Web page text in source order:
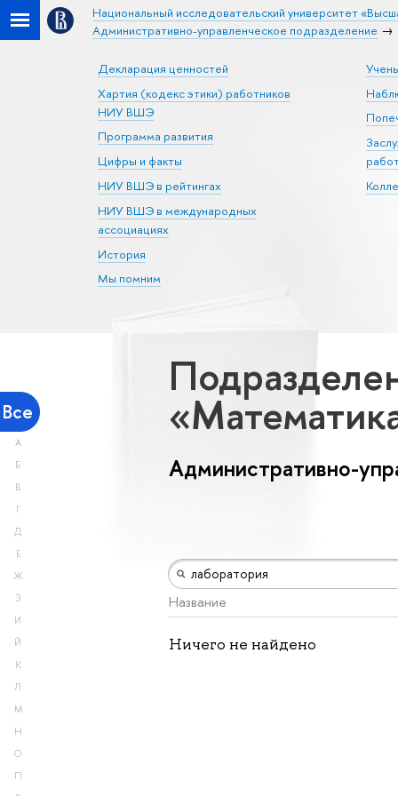
Национальный исследовательский университет
Административно-управленческое подразделение
Декларация ценностей
Хартия (кодекс этики) работников
НИУ ВШЭ
Программа развития
Цифры и факты
НИУ ВШЭ в рейтингах
НИУ ВШЭ в международных
ассоциациях
История
Мы помним
Все
А
Б
В
Г
Д
Е
Ж
З
И
Й
К
Л
М
Н
О
П
Административно-
Название
Ничего не найдено